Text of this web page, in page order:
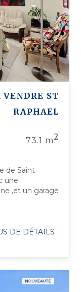
VENDRE ST
RAPHAEL
73.1 m2
de Saint
une
,et un garage
DE DÉTAILS